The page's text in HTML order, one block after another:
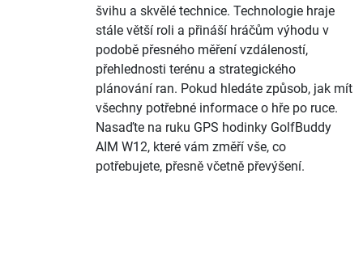
švihu a skvělé technice. Technologie hraje
stále větší roli a přináší hráčům výhodu v
podobě přesného měření vzdáleností,
přehlednosti terénu a strategického
plánování ran. Pokud hledáte způsob, jak mít
všechny potřebné informace o hře po ruce.
Nasaďte na ruku GPS hodinky GolfBuddy
AIM W12, které vám změří vše, co
potřebujete, přesně včetně převýšení.